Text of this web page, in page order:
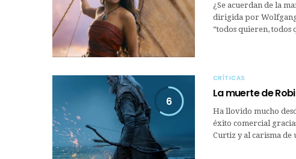
¿Se acuerdan de la
dirigida por Wolfgang
“todos quieren, todos
6
CRÍTICAS
La muerte de
Ha llovido mucho
éxito comercial
Curtiz y al carisma